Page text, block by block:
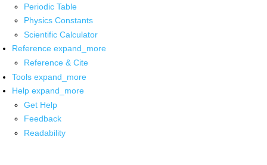
Periodic Table
Physics Constants
Scientific Calculator
Reference expand_more
Reference & Cite
Tools expand_more
Help expand_more
Get Help
Feedback
Readability